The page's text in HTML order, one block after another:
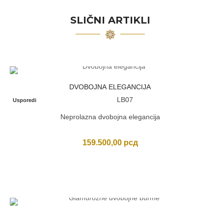
SLIČNI ARTIKLI
DVOBOJNA ELEGANCIJA
Usporedi LB07
Neprolazna dvobojna elegancija
159.500,00 рсд